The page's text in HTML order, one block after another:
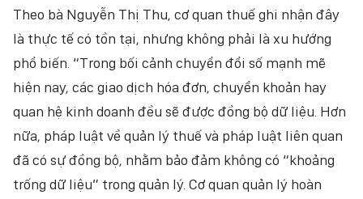
Theo bà Nguyễn Thị Thu, cơ quan thuế ghi nhận đây
là thực tế có tồn tại, nhưng không phải là xu hướng
phổ biến. “Trong bối cảnh chuyển đổi số mạnh mẽ
hiện nay, các giao dịch hóa đơn, chuyển khoản hay
quan hệ kinh doanh đều sẽ được đồng bộ dữ liệu. Hơn
nữa, pháp luật về quản lý thuế và pháp luật liên quan
đã có sự đồng bộ, nhằm bảo đảm không có “khoảng
trống dữ liệu” trong quản lý. Cơ quan quản lý hoàn